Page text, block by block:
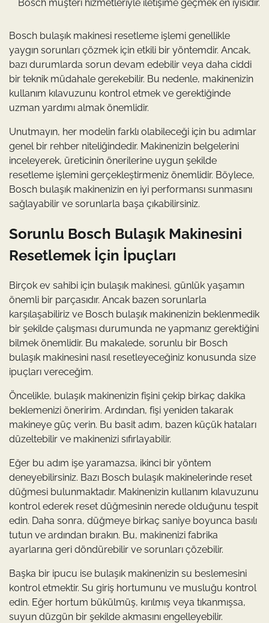
Bosch müşteri hizmetleriyle iletişime geçmek en iyisidir.
Bosch bulaşık makinesi resetleme işlemi genellikle
yaygın sorunları çözmek için etkili bir yöntemdir. Ancak,
bazı durumlarda sorun devam edebilir veya daha ciddi
bir teknik müdahale gerekebilir. Bu nedenle, makinenizin
kullanım kılavuzunu kontrol etmek ve gerektiğinde
uzman yardımı almak önemlidir.
Unutmayın, her modelin farklı olabileceği için bu adımlar
genel bir rehber niteliğindedir. Makinenizin belgelerini
inceleyerek, üreticinin önerilerine uygun şekilde
resetleme işlemini gerçekleştirmeniz önemlidir. Böylece,
Bosch bulaşık makinenizin en iyi performansı sunmasını
sağlayabilir ve sorunlarla başa çıkabilirsiniz.
Sorunlu Bosch Bulaşık Makinesini
Resetlemek İçin İpuçları
Birçok ev sahibi için bulaşık makinesi, günlük yaşamın
önemli bir parçasıdır. Ancak bazen sorunlarla
karşılaşabiliriz ve Bosch bulaşık makinenizin beklenmedik
bir şekilde çalışması durumunda ne yapmanız gerektiğini
bilmek önemlidir. Bu makalede, sorunlu bir Bosch
bulaşık makinesini nasıl resetleyeceğiniz konusunda size
ipuçları vereceğim.
Öncelikle, bulaşık makinenizin fişini çekip birkaç dakika
beklemenizi öneririm. Ardından, fişi yeniden takarak
makineye güç verin. Bu basit adım, bazen küçük hataları
düzeltebilir ve makinenizi sıfırlayabilir.
Eğer bu adım işe yaramazsa, ikinci bir yöntem
deneyebilirsiniz. Bazı Bosch bulaşık makinelerinde reset
düğmesi bulunmaktadır. Makinenizin kullanım kılavuzunu
kontrol ederek reset düğmesinin nerede olduğunu tespit
edin. Daha sonra, düğmeye birkaç saniye boyunca basılı
tutun ve ardından bırakın. Bu, makinenizi fabrika
ayarlarına geri döndürebilir ve sorunları çözebilir.
Başka bir ipucu ise bulaşık makinenizin su beslemesini
kontrol etmektir. Su giriş hortumunu ve musluğu kontrol
edin. Eğer hortum bükülmüş, kırılmış veya tıkanmışsa,
suyun düzgün bir şekilde akmasını engelleyebilir.